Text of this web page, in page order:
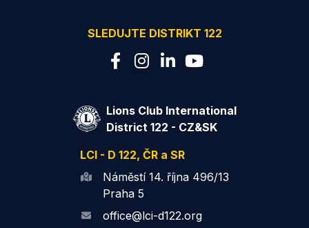
SLEDUJTE DISTRIKT 122
Lions Club International
District 122 - CZ&SK
LCI - D 122, ČR a SR
Náměstí 14. října 496/13
Praha 5
office@lci-d122.org